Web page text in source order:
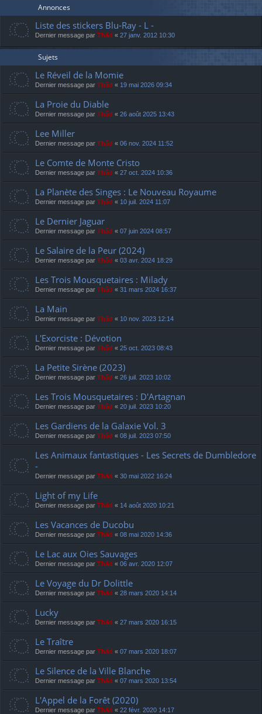
Annonces
Liste des stickers Blu-Ray - L -
Dernier message par Thãd « 27 janv. 2012 10:30
Sujets
Le Réveil de la Momie
Dernier message par Thãd « 19 mai 2026 09:34
La Proie du Diable
Dernier message par Thãd « 26 août 2025 13:43
Lee Miller
Dernier message par Thãd « 06 nov. 2024 11:52
Le Comte de Monte Cristo
Dernier message par Thãd « 27 oct. 2024 10:36
La Planète des Singes : Le Nouveau Royaume
Dernier message par Thãd « 10 juil. 2024 11:07
Le Dernier Jaguar
Dernier message par Thãd « 07 juin 2024 08:57
Le Salaire de la Peur (2024)
Dernier message par Thãd « 03 avr. 2024 18:29
Les Trois Mousquetaires : Milady
Dernier message par Thãd « 31 mars 2024 16:37
La Main
Dernier message par Thãd « 10 nov. 2023 12:14
L'Exorciste : Dévotion
Dernier message par Thãd « 25 oct. 2023 08:43
La Petite Sirène (2023)
Dernier message par Thãd « 26 juil. 2023 10:02
Les Trois Mousquetaires : D'Artagnan
Dernier message par Thãd « 20 juil. 2023 10:20
Les Gardiens de la Galaxie Vol. 3
Dernier message par Thãd « 08 juil. 2023 07:50
Les Animaux fantastiques - Les Secrets de Dumbledore
-
Dernier message par Thãd « 30 mai 2022 16:24
Light of my Life
Dernier message par Thãd « 14 août 2020 10:21
Les Vacances de Ducobu
Dernier message par Thãd « 08 mai 2020 14:36
Le Lac aux Oies Sauvages
Dernier message par Thãd « 06 avr. 2020 12:07
Le Voyage du Dr Dolittle
Dernier message par Thãd « 28 mars 2020 14:14
Lucky
Dernier message par Thãd « 27 mars 2020 16:15
Le Traître
Dernier message par Thãd « 07 mars 2020 18:07
Le Silence de la Ville Blanche
Dernier message par Thãd « 07 mars 2020 13:54
L'Appel de la Forêt (2020)
Dernier message par Thãd « 22 févr. 2020 14:17